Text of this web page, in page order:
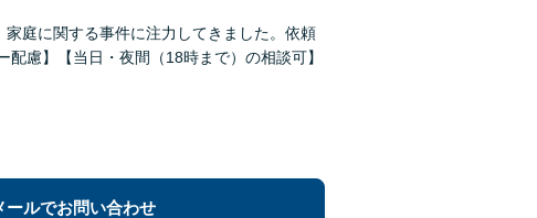
庭に関する事件に注力してきました。依頼
慮】【当日・夜間（18時まで）の相談可】
ールでお問い合わせ